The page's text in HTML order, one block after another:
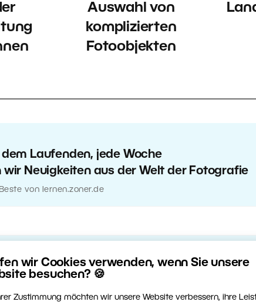
wir Cookies verwenden, wenn Sie unsere
besuchen? 🍪
Zustimmung möchten wir unsere Website verbessern, ihre
Auswahl von
komplizierten
Fotoobjekten
dem Laufenden, jede Woche
Neuigkeiten aus der Welt der Fotografie
von lernen.zoner.de